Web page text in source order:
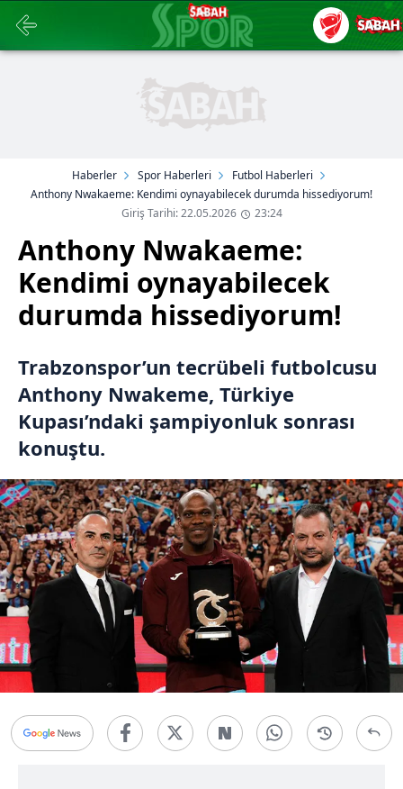
Haberler Spor Haberleri
Futbol Haberleri
Anthony Nwakaeme: Kendimi oynayabilecek durumda hissediyorum!
Giriş Tarihi: 22.05.2026
23:24
Anthony Nwakaeme:
Kendimi oynayabilecek
durumda hissediyorum!
Trabzonspor’un tecrübeli futbolcusu
Anthony Nwakeme, Türkiye
Kupası’ndaki şampiyonluk sonrası
konuştu.